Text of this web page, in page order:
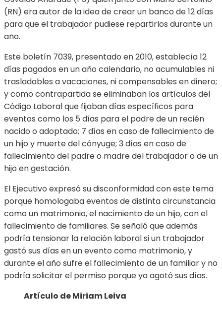
(RN) era autor de la idea de crear un banco de 12 días
para que el trabajador pudiese repartirlos durante un
año.
Este boletín 7039, presentado en 2010, establecía 12
días pagados en un año calendario, no acumulables ni
trasladables a vacaciones, ni compensables en dinero;
y como contrapartida se eliminaban los artículos del
Código Laboral que fijaban días específicos para
eventos como los 5 días para el padre de un recién
nacido o adoptado; 7 días en caso de fallecimiento de
un hijo y muerte del cónyuge; 3 días en caso de
fallecimiento del padre o madre del trabajador o de un
hijo en gestación.
El Ejecutivo expresó su disconformidad con este tema
porque homologaba eventos de distinta circunstancia
como un matrimonio, el nacimiento de un hijo, con el
fallecimiento de familiares. Se señaló que además
podría tensionar la relación laboral si un trabajador
gastó sus días en un evento como matrimonio, y
durante el año sufre el fallecimiento de un familiar y no
podría solicitar el permiso porque ya agotó sus días.
Artículo de Miriam Leiva